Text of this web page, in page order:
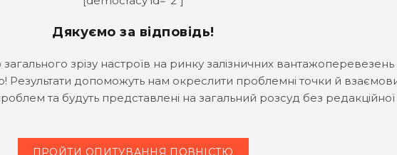
Дякуємо за відповідь!
зрізу настроїв на ринку залізничних вантажоперевезень
Результати допоможуть нам окреслити проблемні точки й
та будуть представлені на загальний розсуд без редакційної
ПРОЙТИ ОПИТУВАННЯ ПОВНІСТЮ